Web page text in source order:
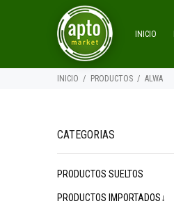
INICIO
INICIO PRODUCTOS ALWA
CATEGORIAS
PRODUCTOS SUELTOS
PRODUCTOS IMPORTADOS↓
$1.900